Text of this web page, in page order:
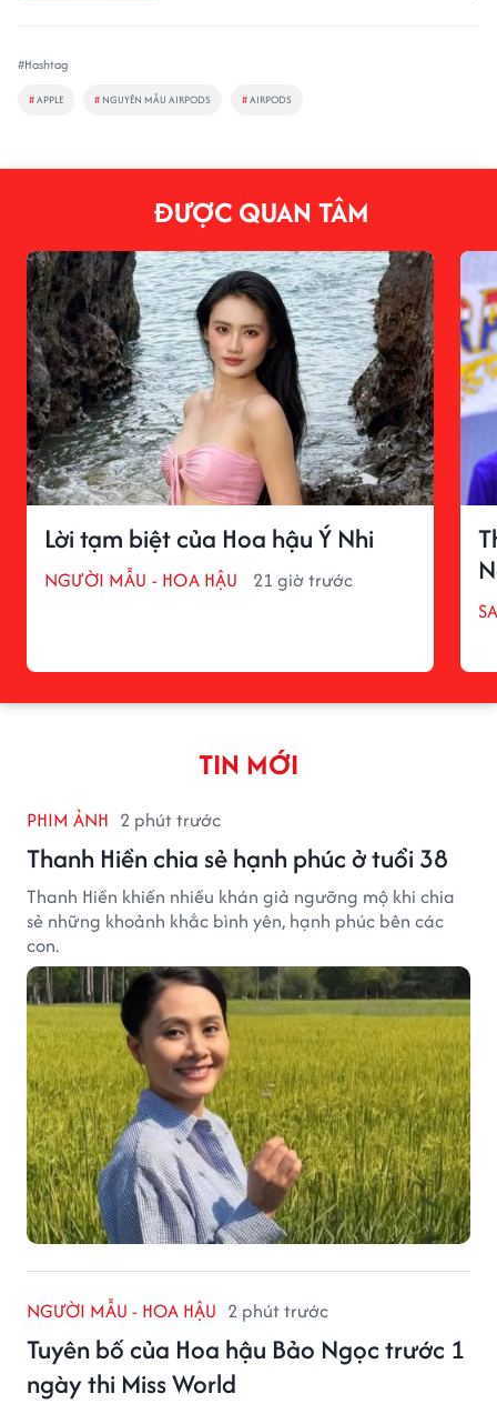
#Hashtag
#APPLE # NGUYÊN MẪU AIRPODS #AIRPODS
ĐƯỢC QUAN TÂM
Lời tạm biệt của Hoa hậu Ý Nhi
NGƯỜI MẪU - HOA HẬU 21 giờ trước
TIN MỚI
PHIM ẢNH 2 phút trước
Thanh Hiền chia sẻ hạnh phúc ở tuổi 38
Thanh Hiền khiến nhiều khán giả ngưỡng mộ khi chia
sẻ những khoảnh khắc bình yên, hạnh phúc bên các
con.
NGƯỜI MẪU - HOA HẬU 2 phút trước
Tuyên bố của Hoa hậu Bảo Ngọc trước 1
ngày thi Miss World